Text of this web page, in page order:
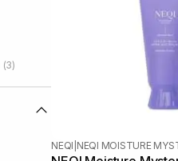
(3)
NEQI NEQI MOISTURE